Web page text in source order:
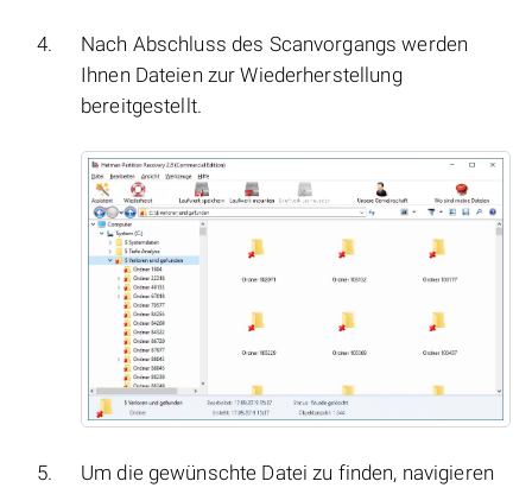
Nach Abschluss des Scanvorgangs werden
Ihnen Dateien zur Wiederherstellung
bereitgestellt.
Um die gewünschte Datei zu finden, navigieren